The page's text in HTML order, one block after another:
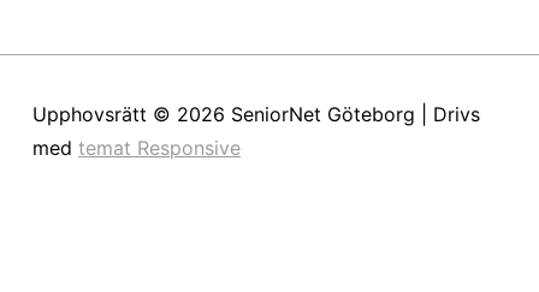
Upphovsrätt © 2026 SeniorNet Göteborg
| Drivs
med temat Responsive